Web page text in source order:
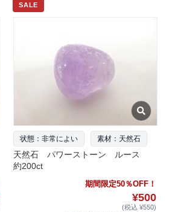
SALE
状態：非常によい 素材：天然石
天然石 パワーストーン ルース
約200ct
期間限定50％OFF！
¥500
(税込 ¥550)